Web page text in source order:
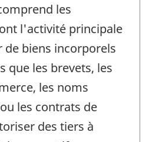
les
l'activité principale
de biens incorporels
que les brevets, les
les noms
les contrats de
des tiers à